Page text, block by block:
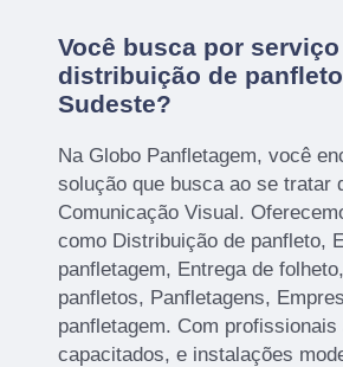
Você busca por serviço
distribuição de
Sudeste?
Na Globo Panfletagem, você
solução que busca ao se tratar
Comunicação Visual.
como Distribuição de panfleto,
panfletagem, Entrega de
panfletos, Panfletagens,
panfletagem. Com profissionais
capacitados, e instalações